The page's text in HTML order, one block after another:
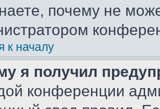
почему не
к началу
я получил
конференции